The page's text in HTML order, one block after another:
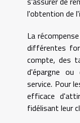
l'obtention de
La
différentes
compte, des
d'épargne
service. Pour
efficace
fidélisant leur